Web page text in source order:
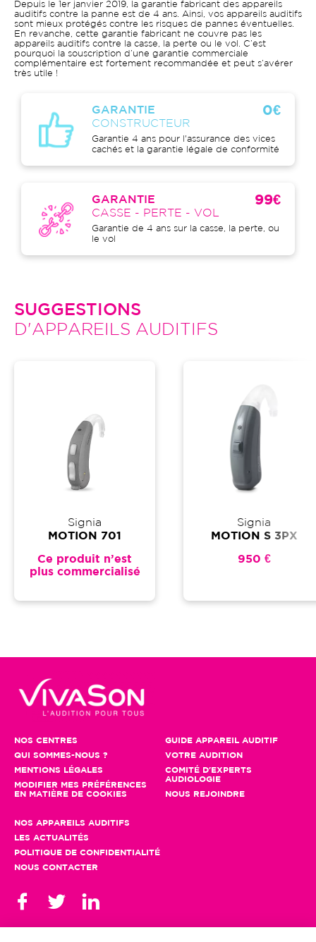
Depuis le 1er janvier 2019, la garantie fabricant des appareils
auditifs contre la panne est de 4 ans. Ainsi, vos appareils auditifs
sont mieux protégés contre les risques de pannes éventuelles.
En revanche, cette garantie fabricant ne couvre pas les
appareils auditifs contre la casse, la perte ou le vol. C’est
pourquoi la souscription d’une garantie commerciale
complémentaire est fortement recommandée et peut s’avérer
très utile !
GARANTIE
CONSTRUCTEUR
0€
Garantie 4 ans pour l'assurance des vices
cachés et la garantie légale de conformité
GARANTIE
CASSE - PERTE - VOL
99€
Garantie de 4 ans sur la casse, la perte, ou
le vol
SUGGESTIONS
D'APPAREILS AUDITIFS
Signia
MOTION 701
Ce produit n’est
plus commercialisé
Signia
MOTION S 3PX
950 €
NOS CENTRES
QUI SOMMES-NOUS ?
MENTIONS LÉGALES
MODIFIER MES PRÉFÉRENCES
EN MATIÈRE DE COOKIES
GUIDE APPAREIL AUDITIF
VOTRE AUDITION
COMITÉ D'EXPERTS
AUDIOLOGIE
NOUS REJOINDRE
NOS APPAREILS AUDITIFS
LES ACTUALITÉS
POLITIQUE DE CONFIDENTIALITÉ
NOUS CONTACTER